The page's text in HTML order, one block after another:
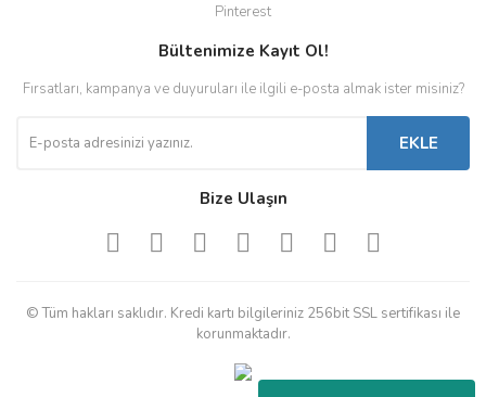
Pinterest
Bültenimize Kayıt Ol!
Fırsatları, kampanya ve duyuruları ile ilgili e-posta almak ister misiniz?
EKLE
Bize Ulaşın
© Tüm hakları saklıdır. Kredi kartı bilgileriniz 256bit SSL sertifikası ile
korunmaktadır.